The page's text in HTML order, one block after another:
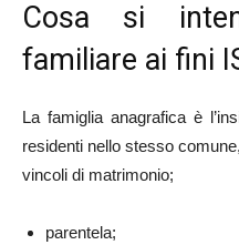
Cosa si
familiare ai fini
La famiglia anagrafica è
residenti nello stesso
vincoli di matrimonio;
parentela;